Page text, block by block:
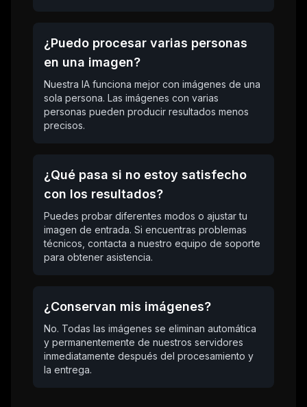
¿Puedo procesar varias personas
en una imagen?
Nuestra IA funciona mejor con imágenes de una
sola persona. Las imágenes con varias
personas pueden producir resultados menos
precisos.
¿Qué pasa si no estoy satisfecho
con los resultados?
Puedes probar diferentes modos o ajustar tu
imagen de entrada. Si encuentras problemas
técnicos, contacta a nuestro equipo de soporte
para obtener asistencia.
¿Conservan mis imágenes?
No. Todas las imágenes se eliminan automática
y permanentemente de nuestros servidores
inmediatamente después del procesamiento y
la entrega.